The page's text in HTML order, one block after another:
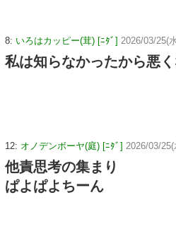
8: いろはカッピー(茸) [ﾆﾀﾞ] 2026/03/25(
私は知らなかったから悪
12: オノデンボーヤ(庭) [ﾆﾀﾞ] 2026/03/
他責思考の集まり
ぱよぱよちーん